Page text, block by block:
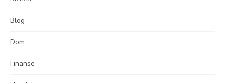
Blog
Dom
Finanse